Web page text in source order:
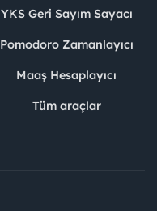
YKS Geri Sayım Sayacı
Pomodoro Zamanlayıcı
Maaş Hesaplayıcı
Tüm araçlar